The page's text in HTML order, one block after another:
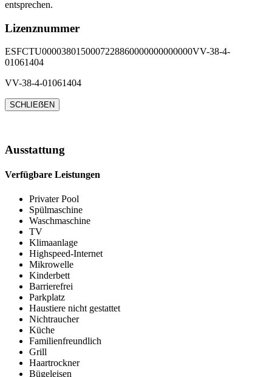
entsprechen.
Lizenznummer
ESFCTU0000380150007228860000000000000VV-38-4-
01061404
VV-38-4-01061404
SCHLIEẞEN
Ausstattung
Verfügbare Leistungen
Privater Pool
Spülmaschine
Waschmaschine
TV
Klimaanlage
Highspeed-Internet
Mikrowelle
Kinderbett
Barrierefrei
Parkplatz
Haustiere nicht gestattet
Nichtraucher
Küche
Familienfreundlich
Grill
Haartrockner
Bügeleisen